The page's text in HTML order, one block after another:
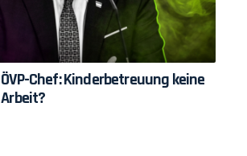
ÖVP-Chef: Kinderbetreuung keine
Arbeit?